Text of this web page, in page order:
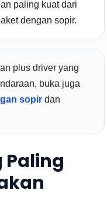
paling kuat dari
dengan sopir.
plus driver yang
buka juga
sopir dan